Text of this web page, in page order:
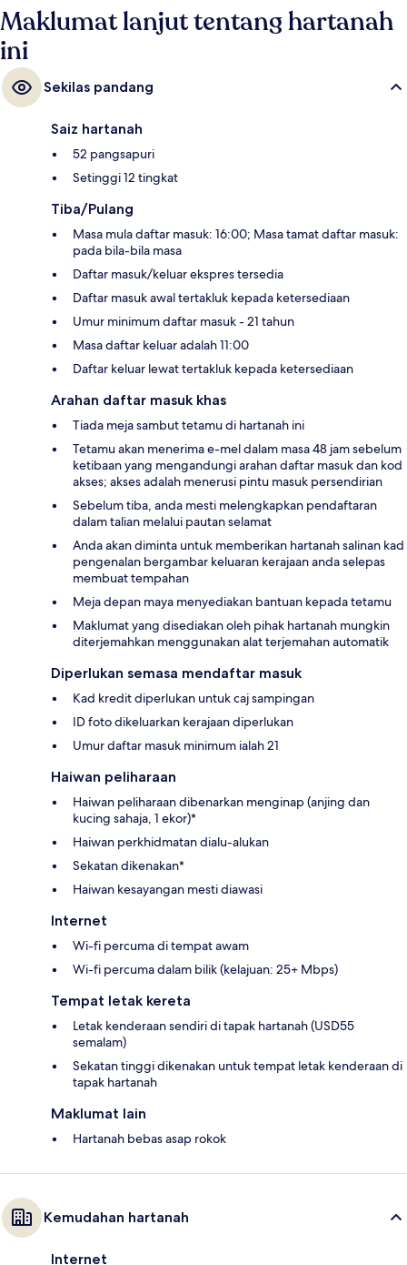
Maklumat lanjut tentang hartanah
ini
Sekilas pandang
Saiz hartanah
52 pangsapuri
Setinggi 12 tingkat
Tiba/Pulang
Masa mula daftar masuk: 16:00; Masa tamat daftar masuk:
pada bila-bila masa
Daftar masuk/keluar ekspres tersedia
Daftar masuk awal tertakluk kepada ketersediaan
Umur minimum daftar masuk - 21 tahun
Masa daftar keluar adalah 11:00
Daftar keluar lewat tertakluk kepada ketersediaan
Arahan daftar masuk khas
Tiada meja sambut tetamu di hartanah ini
Tetamu akan menerima e-mel dalam masa 48 jam sebelum
ketibaan yang mengandungi arahan daftar masuk dan kod
akses; akses adalah menerusi pintu masuk persendirian
Sebelum tiba, anda mesti melengkapkan pendaftaran
dalam talian melalui pautan selamat
Anda akan diminta untuk memberikan hartanah salinan kad
pengenalan bergambar keluaran kerajaan anda selepas
membuat tempahan
Meja depan maya menyediakan bantuan kepada tetamu
Maklumat yang disediakan oleh pihak hartanah mungkin
diterjemahkan menggunakan alat terjemahan automatik
Diperlukan semasa mendaftar masuk
Kad kredit diperlukan untuk caj sampingan
ID foto dikeluarkan kerajaan diperlukan
Umur daftar masuk minimum ialah 21
Haiwan peliharaan
Haiwan peliharaan dibenarkan menginap (anjing dan
kucing sahaja, 1 ekor)*
Haiwan perkhidmatan dialu-alukan
Sekatan dikenakan*
Haiwan kesayangan mesti diawasi
Internet
Wi-fi percuma di tempat awam
Wi-fi percuma dalam bilik (kelajuan: 25+ Mbps)
Tempat letak kereta
Letak kenderaan sendiri di tapak hartanah (USD55
semalam)
Sekatan tinggi dikenakan untuk tempat letak kenderaan di
tapak hartanah
Maklumat lain
Hartanah bebas asap rokok
Kemudahan hartanah
Internet